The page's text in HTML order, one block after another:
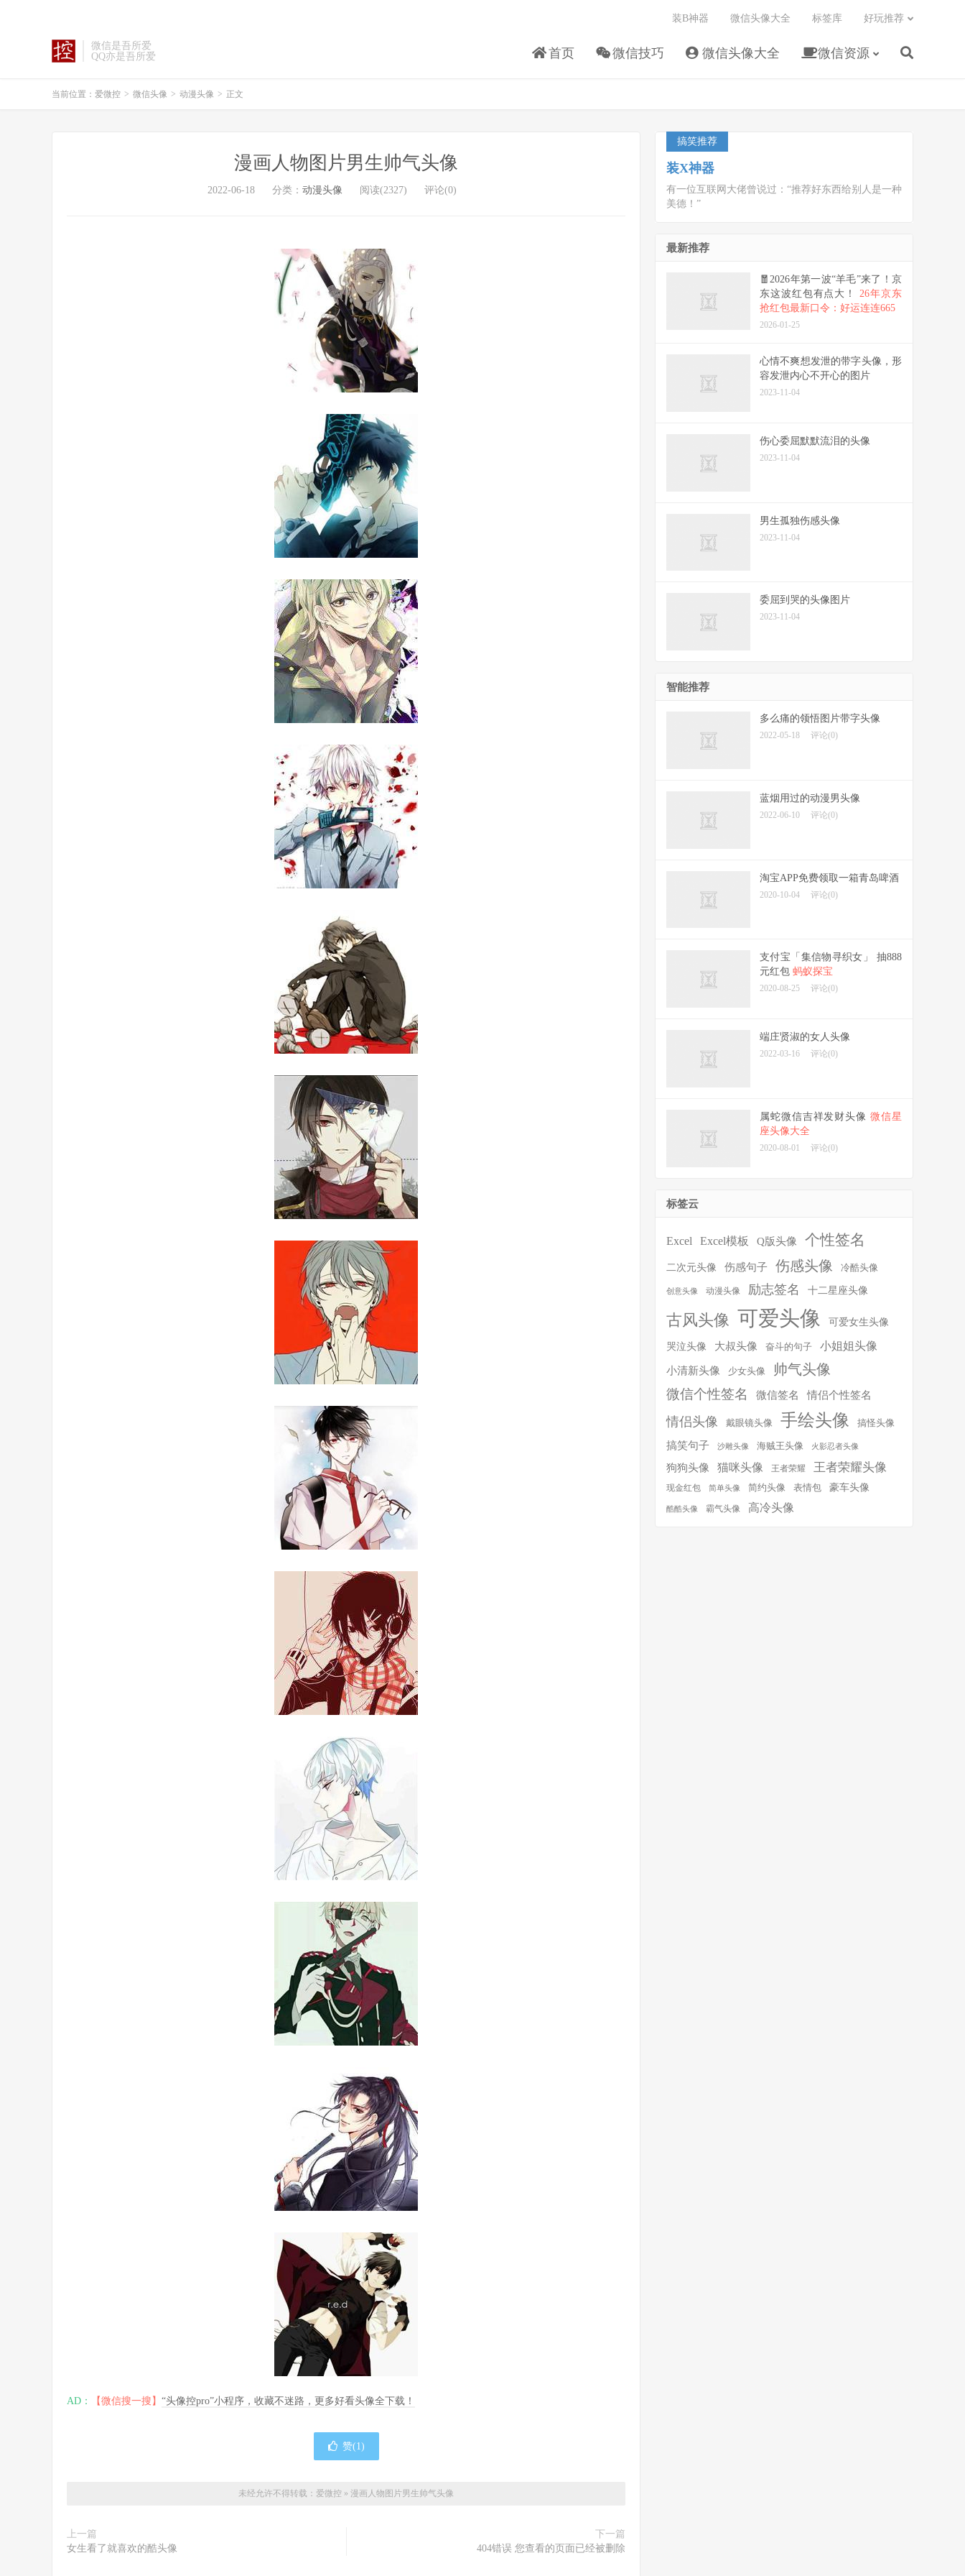
微信是吾所爱
QQ亦是吾所爱
首页 微信技巧 微信头像大全 微信资源
装B神器 微信头像大全 标签库 好玩推荐
当前位置： 爱微控 > 微信头像 > 动漫头像 > 正文
漫画人物图片男生帅气头像
2022-06-18 分类： 动漫头像 阅读(2327) 评论(0)
AD： 【微信搜一搜】 “头像控pro”小程序，收藏不迷路，更多好看头像全下载！
赞(1)
未经允许不得转载： 爱微控 » 漫画人物图片男生帅气头像
上一篇
女生看了就喜欢的酷头像
下一篇
404错误 您查看的页面已经被删除
搞笑推荐
装X神器
有一位互联网大佬曾说过：“推荐好东西给别人是一种
美德！”
最新推荐
🧧2026年第一波“羊毛”来了！京
东这波红包有点大！ 26年京东
抢红包最新口令：好运连连665
2026-01-25
心情不爽想发泄的带字头像，形
容发泄内心不开心的图片
2023-11-04
伤心委屈默默流泪的头像
2023-11-04
男生孤独伤感头像
2023-11-04
委屈到哭的头像图片
2023-11-04
智能推荐
多么痛的领悟图片带字头像
2022-05-18 评论(0)
蓝烟用过的动漫男头像
2022-06-10 评论(0)
淘宝APP免费领取一箱青岛啤酒
2020-10-04 评论(0)
支付宝「集信物寻织女」 抽888
元红包 蚂蚁探宝
2020-08-25 评论(0)
端庄贤淑的女人头像
2022-03-16 评论(0)
属蛇微信吉祥发财头像 微信星
座头像大全
2020-08-01 评论(0)
标签云
Excel Excel模板 Q版头像 个性签名
二次元头像 伤感句子 伤感头像 冷酷头像
创意头像 动漫头像 励志签名 十二星座头像
古风头像 可爱头像 可爱女生头像
哭泣头像 大叔头像 奋斗的句子 小姐姐头像
小清新头像 少女头像 帅气头像
微信个性签名 微信签名 情侣个性签名
情侣头像 戴眼镜头像 手绘头像 搞怪头像
搞笑句子 沙雕头像 海贼王头像 火影忍者头像
狗狗头像 猫咪头像 王者荣耀 王者荣耀头像
现金红包 简单头像 简约头像 表情包 豪车头像
酷酷头像 霸气头像 高冷头像